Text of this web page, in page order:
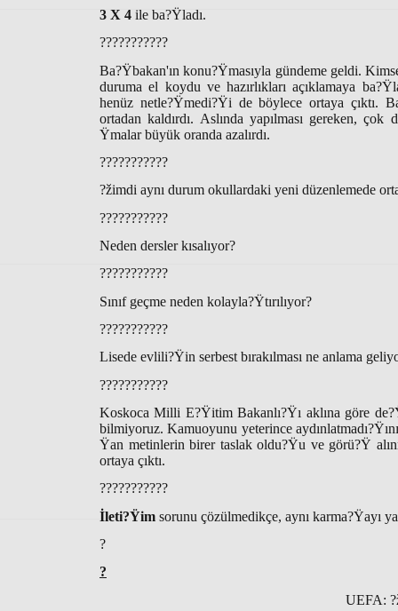
3 X 4 ile ba?Ÿladı.
???????????
Ba?Ÿbakan'ın konu?Ÿmasıyla gündeme geldi.
duruma el koydu ve hazırlıkları açıklamaya
henüz netle?Ÿmedi?Ÿi de böylece ortaya çıktı.
ortadan kaldırdı. Aslında yapılması gereken, çok
Ÿmalar büyük oranda azalırdı.
???????????
?žimdi aynı durum okullardaki yeni düzenlemede
???????????
Neden dersler kısalıyor?
???????????
Sınıf geçme neden kolayla?Ÿtırılıyor?
???????????
Lisede evlili?Ÿin serbest bırakılması ne anlama
???????????
Koskoca Milli E?Ÿitim Bakanlı?Ÿı aklına göre
bilmiyoruz. Kamuoyunu yeterince
Ÿan metinlerin birer taslak oldu?Ÿu ve görü?Ÿ
ortaya çıktı.
???????????
İleti?Ÿim sorunu çözülmedikçe, aynı karma?Ÿayı
?
?
UEFA: